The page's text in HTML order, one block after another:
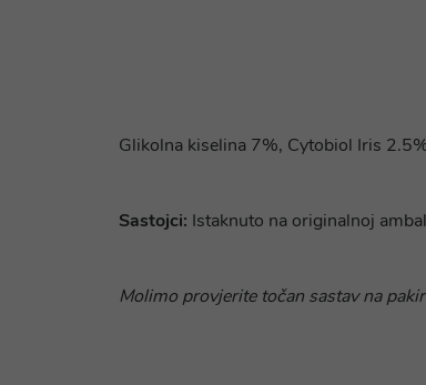
Glikolna kiselina 7%, Cytobiol Iris
Sastojci: Istaknuto na originalnoj
Molimo provjerite točan sastav na